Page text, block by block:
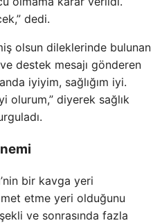
dedi.
olsun dileklerinde bulunan
ve destek mesajı gönderen
iyiyim, sağlığım iyi.
olurum,” diyerek sağlık
bir kavga yeri
etme yeri olduğunu
ve sonrasında fazla